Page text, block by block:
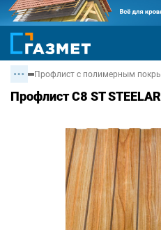
Профлист с полимерным
Профлист С8 ST